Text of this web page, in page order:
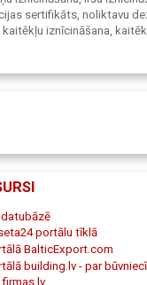
sertifikāts, noliktavu
iznīcināšana,
portālu tīklā
BalticExport.com
building.lv - par